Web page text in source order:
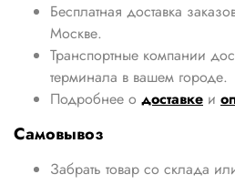
Бесплатная доставка
Москве.
Транспортные компании
терминала в вашем городе.
Подробнее о доставке и
Самовывоз
Забрать товар со склада